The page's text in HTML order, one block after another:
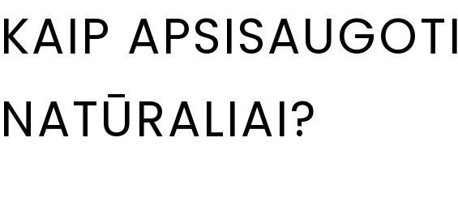
n
e
KAIP APSISAUGOTI
NATŪRALIAI?